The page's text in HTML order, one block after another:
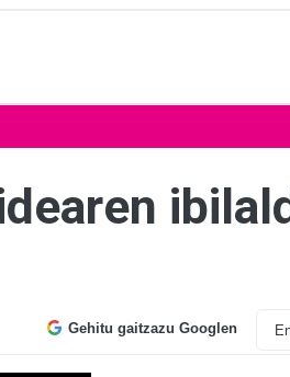
Gehitu gaitzazu Googlen